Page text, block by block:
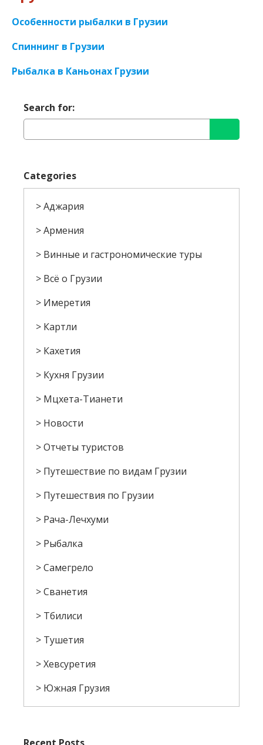
Особенности рыбалки в Грузии
Спиннинг в Грузии
Рыбалка в Каньонах Грузии
Search for:
Categories
Аджария
Армения
Винные и гастрономические туры
Всё о Грузии
Имеретия
Картли
Кахетия
Кухня Грузии
Мцхета-Тианети
Новости
Отчеты туристов
Путешествие по видам Грузии
Путешествия по Грузии
Рача-Лечхуми
Рыбалка
Самегрело
Сванетия
Тбилиси
Тушетия
Хевсуретия
Южная Грузия